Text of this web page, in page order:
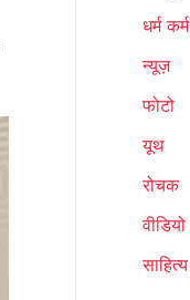
धर्म कर्म
न्यूज़
फोटो
यूथ
रोचक
वीडियो
साहित्य